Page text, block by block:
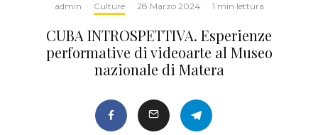
admin · Culture · 28 Marzo 2024 · 1 min lettura
CUBA INTROSPETTIVA. Esperienze
performative di videoarte al Museo
nazionale di Matera